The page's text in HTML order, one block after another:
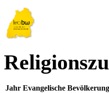
Jahr Evangelische Bevölkerung